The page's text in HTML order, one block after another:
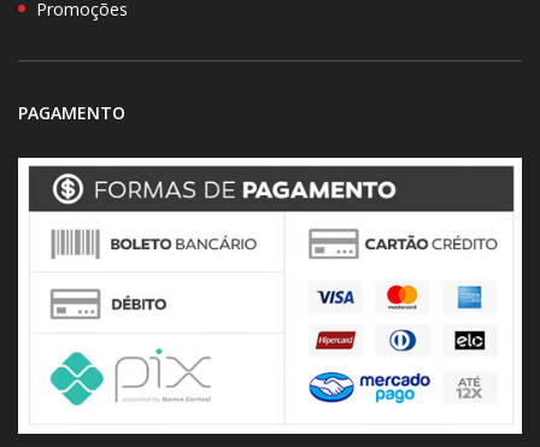
Promoções
PAGAMENTO